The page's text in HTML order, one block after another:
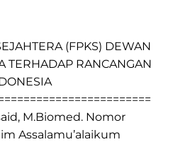
(FPKS) DEWAN
TERHADAP RANCANGAN
M.Biomed. Nomor
Assalamu’alaikum